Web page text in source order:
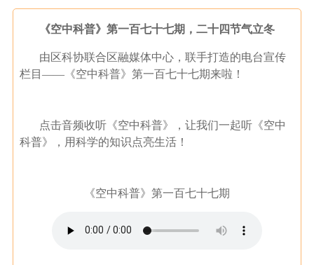
《空中科普》第一百七十七期，二十四节气立冬
由区科协联合区融媒体中心，联手打造的电台宣传
栏目——《空中科普》第一百七十七期来啦！
点击音频收听《空中科普》，让我们一起听《空中
科普》，用科学的知识点亮生活！
《空中科普》第一百七十七期